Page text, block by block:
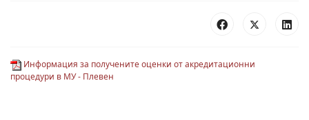
Информация за получените оценки от акредитационни
процедури в МУ - Плевен